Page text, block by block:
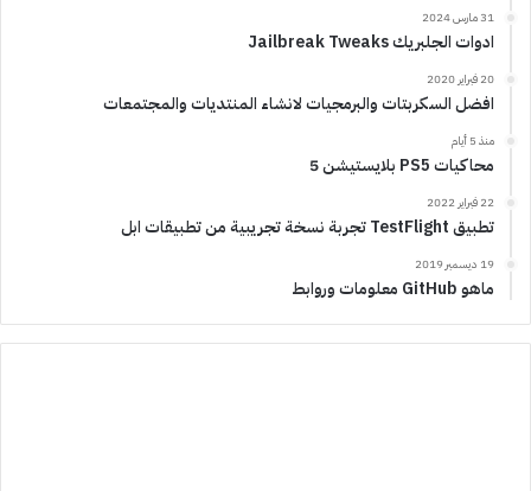
31 مارس 2024
ادوات الجلبريك Jailbreak Tweaks
20 فبراير 2020
افضل السكربتات والبرمجيات لانشاء المنتديات والمجتمعات
منذ 5 أيام
محاكيات PS5 بلايستيشن 5
22 فبراير 2022
تطبيق TestFlight تجربة نسخة تجريبية من تطبيقات ابل
19 ديسمبر 2019
ماهو GitHub معلومات وروابط